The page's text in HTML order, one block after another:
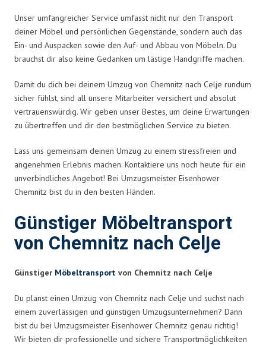
Unser umfangreicher Service umfasst nicht nur den Transport
deiner Möbel und persönlichen Gegenstände, sondern auch das
Ein- und Auspacken sowie den Auf- und Abbau von Möbeln. Du
brauchst dir also keine Gedanken um lästige Handgriffe machen.
Damit du dich bei deinem Umzug von Chemnitz nach Celje rundum
sicher fühlst, sind all unsere Mitarbeiter versichert und absolut
vertrauenswürdig. Wir geben unser Bestes, um deine Erwartungen
zu übertreffen und dir den bestmöglichen Service zu bieten.
Lass uns gemeinsam deinen Umzug zu einem stressfreien und
angenehmen Erlebnis machen. Kontaktiere uns noch heute für ein
unverbindliches Angebot! Bei Umzugsmeister Eisenhower
Chemnitz bist du in den besten Händen.
Günstiger Möbeltransport
von Chemnitz nach Celje
Günstiger Möbeltransport von Chemnitz nach Celje
Du planst einen Umzug von Chemnitz nach Celje und suchst nach
einem zuverlässigen und günstigen Umzugsunternehmen? Dann
bist du bei Umzugsmeister Eisenhower Chemnitz genau richtig!
Wir bieten dir professionelle und sichere Transportmöglichkeiten